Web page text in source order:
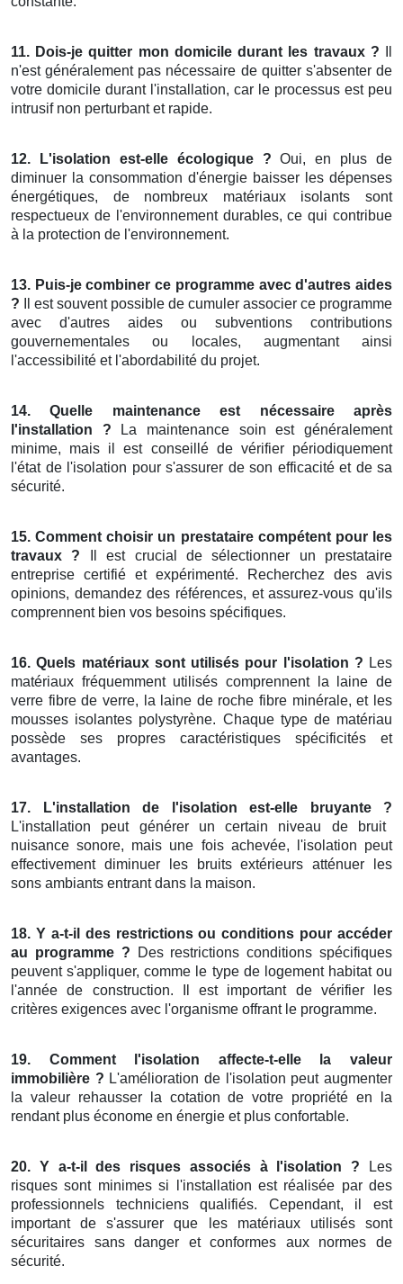
11. Dois-je quitter mon domicile durant les travaux ?
n'est généralement pas nécessaire de quitter s'absenter de
votre domicile durant l'installation, car le processus est peu
intrusif non perturbant et rapide.
12. L'isolation est-elle écologique ? Oui, en plus de
diminuer la consommation d'énergie baisser les dépenses
énergétiques, de nombreux matériaux isolants sont
respectueux de l'environnement durables, ce qui contribue
à la protection de l'environnement.
13. Puis-je combiner ce programme avec d'autres aides
? Il est souvent possible de cumuler associer ce programme
avec d'autres aides ou subventions contributions
gouvernementales ou locales, augmentant ainsi
l'accessibilité et l'abordabilité du projet.
14. Quelle maintenance est nécessaire après
l'installation ? La maintenance soin est généralement
minime, mais il est conseillé de vérifier périodiquement
l'état de l'isolation pour s'assurer de son efficacité et de sa
sécurité.
15. Comment choisir un prestataire compétent pour les
travaux ? Il est crucial de sélectionner un prestataire
entreprise certifié et expérimenté. Recherchez des avis
opinions, demandez des références, et assurez-vous qu'ils
comprennent bien vos besoins spécifiques.
16. Quels matériaux sont utilisés pour l'isolation ? Les
matériaux fréquemment utilisés comprennent la laine de
verre fibre de verre, la laine de roche fibre minérale, et les
mousses isolantes polystyrène. Chaque type de matériau
possède ses propres caractéristiques spécificités et
avantages.
17. L'installation de l'isolation est-elle bruyante ?
L'installation peut générer un certain niveau de bruit
nuisance sonore, mais une fois achevée, l'isolation peut
effectivement diminuer les bruits extérieurs atténuer les
sons ambiants entrant dans la maison.
18. Y a-t-il des restrictions ou conditions pour accéder
au programme ? Des restrictions conditions spécifiques
peuvent s'appliquer, comme le type de logement habitat ou
l'année de construction. Il est important de vérifier les
critères exigences avec l'organisme offrant le programme.
19. Comment l'isolation affecte-t-elle la valeur
immobilière ? L'amélioration de l'isolation peut augmenter
la valeur rehausser la cotation de votre propriété en la
rendant plus économe en énergie et plus confortable.
20. Y a-t-il des risques associés à l'isolation ? Les
risques sont minimes si l'installation est réalisée par des
professionnels techniciens qualifiés. Cependant, il est
important de s'assurer que les matériaux utilisés sont
sécuritaires sans danger et conformes aux normes de
sécurité.